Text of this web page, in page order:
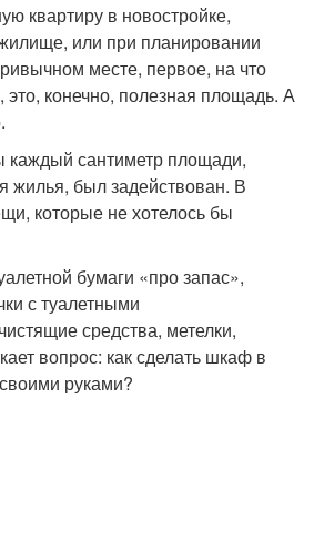
квартиру в новостройке,
или при планировании
месте, первое, на что
конечно, полезная площадь. А
каждый сантиметр площади,
жилья, был задействован. В
которые не хотелось бы
бумаги «про запас»,
с туалетными
средства, метелки,
вопрос: как сделать шкаф в
руками?